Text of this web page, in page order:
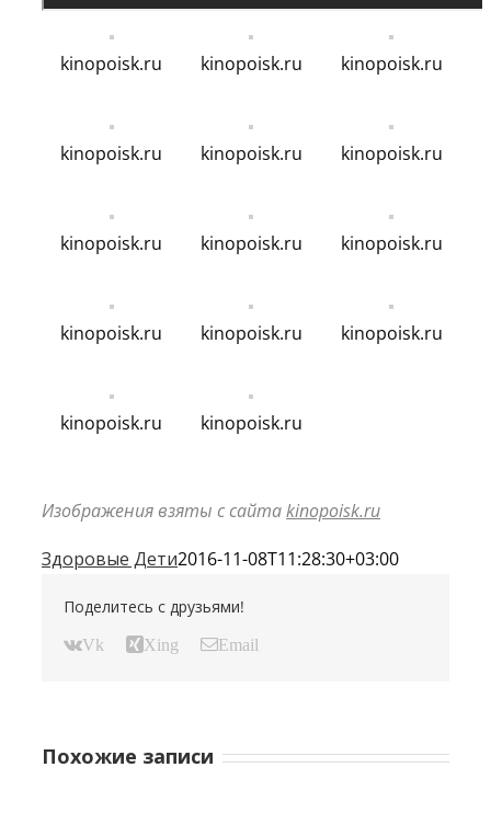
kinopoisk.ru kinopoisk.ru kinopoisk.ru
kinopoisk.ru kinopoisk.ru kinopoisk.ru
kinopoisk.ru kinopoisk.ru kinopoisk.ru
kinopoisk.ru kinopoisk.ru kinopoisk.ru
kinopoisk.ru kinopoisk.ru
Изображения взяты с сайтаkinopoisk.ru
Здоровые Дети2016-11-08T11:28:30+03:00
Поделитесь с друзьями!
Vk Xing Email
Похожие записи